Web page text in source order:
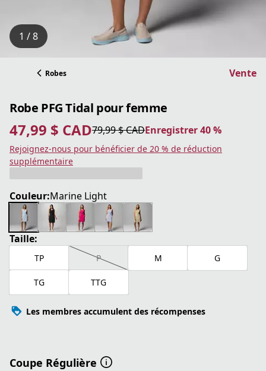
1 / 8
Robes Vente
Robe PFG Tidal pour femme
47,99 $ CAD
prix actuel 47,99 $ CAD79,99 $ CAD
prix original 79,99 $ CAD Enregistrer 40 %
Enregistrer 40 %
Rejoignez-nous pour bénéficier de 20 % de réduction
supplémentaire
Couleur:Marine Light
Taille:
TP P M G
TG TTG
Les membres accumulent des récompenses
Coupe Régulière